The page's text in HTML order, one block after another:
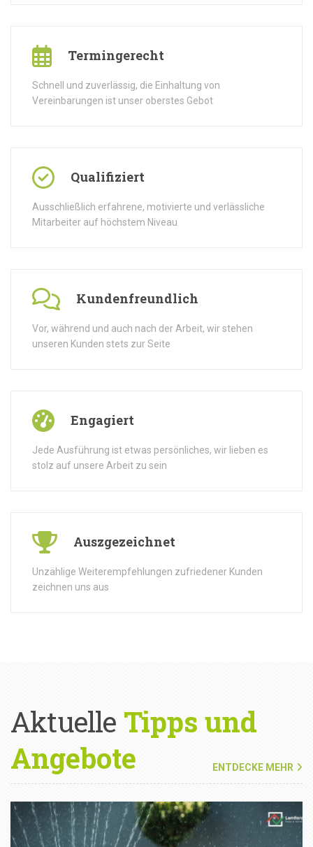
Termingerecht
Schnell und zuverlässig, die Einhaltung von
Vereinbarungen ist unser oberstes Gebot
Qualifiziert
Ausschließlich erfahrene, motivierte und verlässliche
Mitarbeiter auf höchstem Niveau
Kundenfreundlich
Vor, während und auch nach der Arbeit, wir stehen
unseren Kunden stets zur Seite
Engagiert
Jede Ausführung ist etwas persönliches, wir lieben es
stolz auf unsere Arbeit zu sein
Auszgezeichnet
Unzählige Weiterempfehlungen zufriedener Kunden
zeichnen uns aus
Aktuelle Tipps und
Angebote
ENTDECKE MEHR